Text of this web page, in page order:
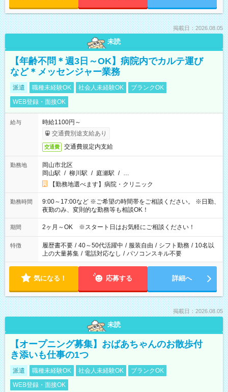
掲載日：2026.08.05
未読
【年齢不問＊週3日～OK】病院内でカルテ運び
など＊メッセンジャー業務
派遣 職種未経験OK 社会人未経験OK
ブランクOK
WEB登録・面接OK
給与
時給1100円～
交通費別途支給あり
交通費 交通費規定内支給
勤務地
岡山市北区
岡山駅 / 柳川駅 / 庭瀬駅 / …
【勤務地選べます】病院・クリニック
勤務時間
9:00～17:00など ※ご希望の時間帯をご相談ください。 ※日勤、
夜勤のみ、変則的な勤務等も相談OK！
期間 2ヶ月～OK ※スタート日はお気軽にご相談ください！
特徴 履歴書不要 / 40～50代活躍中 / 服装自由 / シフト勤務 / 10名以
上の大量募集 / 電話対応なし / パソコンスキル不要
気になる！ 応募する 詳細へ
掲載日：2026.08.05
未読
【オープニング募集】おばあちゃんのお散歩付
き添いも仕事の1つ
派遣 職種未経験OK 社会人未経験OK
ブランクOK
WEB登録・面接OK